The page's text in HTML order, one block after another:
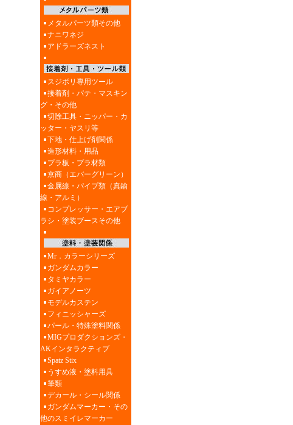
メタルパーツ類その他
ナニワネジ
アドラーズネスト
スジボリ専用ツール
接着剤・パテ・マスキン
グ・その他
切除工具・ニッパー・カ
ッター・ヤスリ等
下地・仕上げ剤関係
造形材料・用品
プラ板・プラ材類
京商（エバーグリーン）
金属線・パイプ類（真鍮
線・アルミ）
コンプレッサー・エアブ
ラシ・塗装ブースその他
Mr．カラーシリーズ
ガンダムカラー
タミヤカラー
ガイアノーツ
モデルカステン
フィニッシャーズ
パール・特殊塗料関係
MIGプロダクションズ・
AKインタラクティブ
Spatz Stix
うすめ液・塗料用具
筆類
デカール・シール関係
ガンダムマーカー・その
他のスミイレマーカー